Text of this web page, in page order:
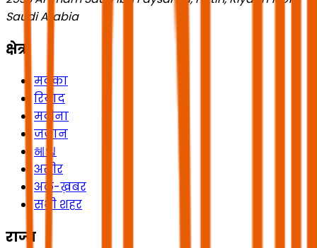
Saudi Arabia
क्षेत्र
मक्का
रियाद
मदीना
जज़ान
헤일
असीर
अल-ख़बर
सभी शहर
राज्य